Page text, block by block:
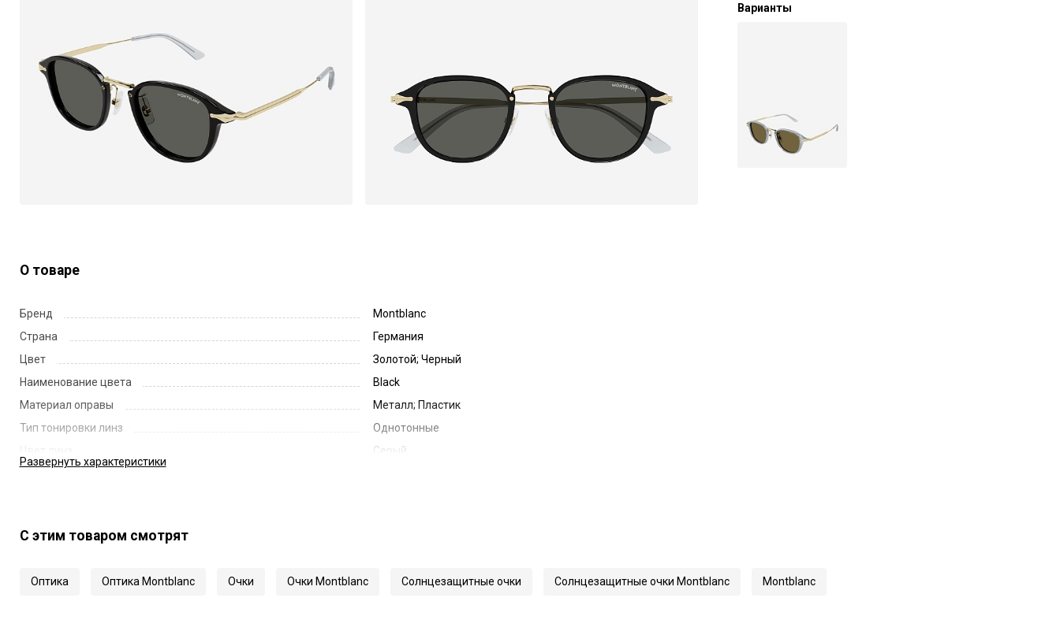
Варианты
О товаре
Бренд
Montblanc
Страна
Германия
Цвет
Золотой; Черный
Наименование цвета
Black
Материал оправы
Металл; Пластик
Тип тонировки линз
Однотонные
Цвет линз
Серый
Длина заушника
Артикул
0336S
Развернуть характеристики
С этим товаром смотрят
Оптика Оптика Montblanc Очки Очки Montblanc Солнцезащитные очки Солнцезащитные очки Montblanc Montblanc